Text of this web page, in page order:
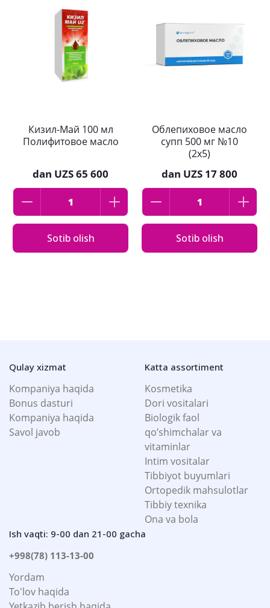
Кизил-Май 100 мл
Полифитовое масло
dan UZS 65 600
Sotib olish
Облепиховое масло
супп 500 мг №10
(2х5)
dan UZS 17 800
Sotib olish
Qulay xizmat
Kompaniya haqida
Bonus dasturi
Kompaniya haqida
Savol javob
Katta assortiment
Kosmetika
Dori vositalari
Biologik faol
qo’shimchalar va
vitaminlar
Intim vositalar
Tibbiyot buyumlari
Ortopedik mahsulotlar
Tibbiy texnika
Ona va bola
Ish vaqti: 9-00 dan 21-00 gacha
+998(78) 113-13-00
Yordam
To'lov haqida